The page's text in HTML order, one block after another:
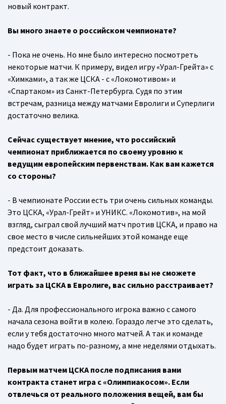
новый контракт.
Вы много знаете о российском чемпионате?
- Пока не очень. Но мне было интересно посмотреть
некоторые матчи. К примеру, видел игру «Урал-Грейта» с
«Химками», а так же ЦСКА - с «Локомотивом» и
«Спартаком» из Санкт-Петербурга. Судя по этим
встречам, разница между матчами Евролиги и Суперлиги
достаточно велика.
Сейчас существует мнение, что российский
чемпионат приближается по своему уровню к
ведущим европейским первенствам. Как вам кажется
со стороны?
- В чемпионате России есть три очень сильных команды.
Это ЦСКА, «Урал-Грейт» и УНИКС. «Локомотив», на мой
взгляд, сыграл свой лучший матч против ЦСКА, и право на
свое место в числе сильнейших этой команде еще
предстоит доказать.
Тот факт, что в ближайшее время вы не сможете
играть за ЦСКА в Евролиге, вас сильно расстраивает?
- Да. Для профессионального игрока важно с самого
начала сезона войти в колею. Гораздо легче это сделать,
если у тебя достаточно много матчей. А так и команде
надо будет играть по-разному, а мне неделями отдыхать.
Первым матчем ЦСКА после подписания вами
контракта станет игра с «Олимпиакосом». Если
отвлечься от реального положения вещей, вам бы